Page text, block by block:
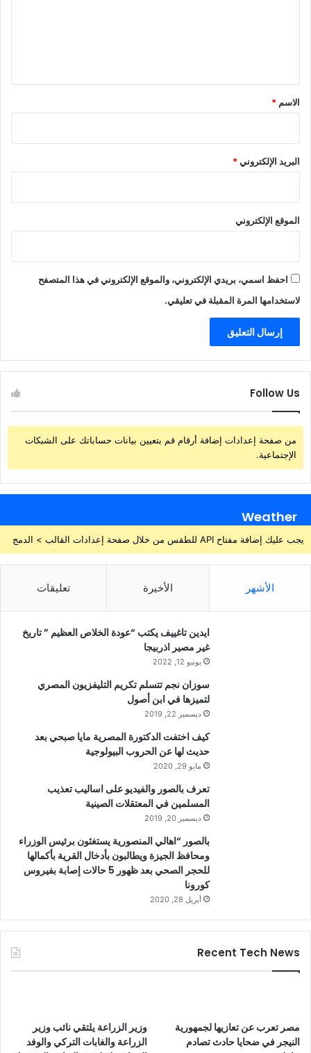
*
الاسم *
البريد الإلكتروني*
الموقع الإلكتروني
احفظ اسمي، بريدي الإلكتروني، والموقع الإلكتروني في هذا المتصفح
لاستخدامها المرة المقبلة في تعليقي.
Follow Us
من صفحة إعدادات إضافة أرقام قم بتعيين بيانات حساباتك على الشبكات
الإجتماعية.
Weather
يجب عليك إضافة مفتاح API للطقس من خلال صفحة إعدادات القالب > الدمج
الأشهر الأخيرة تعليقات
ايدين تاغييف يكتب “عودة الخلاص العظيم ” تاريخ
غير مصير اذربيجا
يونيو 12, 2022
سوزان نجم تتسلم تكريم التليفزيون المصري
لتميزها في ابن أصول
ديسمبر 22, 2019
كيف اختفت الدكتورة المصرية مايا صبحي بعد
حديث لها عن الحروب البيولوجية
مايو 29, 2020
تعرف بالصور والفيديو على اساليب تعذيب
المسلمين في المعتقلات الصينية
ديسمبر 20, 2019
بالصور “اهالي المنصورية يستغثون برئيس الوزراء
ومحافظ الجيزة ويطالبون بأدخال القرية بأكمالها
للحجر الصحي بعد ظهور 5 حالات إصابة بفيروس
كورونا
أبريل 28, 2020
Recent Tech News
مصر تعرب عن تعازيها لجمهورية
النيجر في ضحايا حادث تصادم
وزير الزراعة يلتقي نائب وزير
الزراعة والغابات التركي والوفد